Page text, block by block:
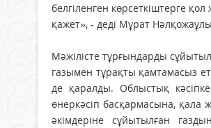
белгіленген көрсеткіштерге қол
қажет», - деді Мұрат
Мәжілісте тұрғындарды
газымен тұрақты қамтамасыз
де қаралды. Облыстық
өнеркәсіп басқармасына, қала
әкімдеріне сұйытылған